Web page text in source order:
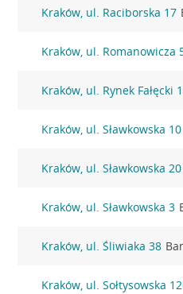
Kraków, ul. Raciborska 17
Kraków, ul. Romanowicza
Kraków, ul. Rynek Fałęcki 1
Kraków, ul. Sławkowska 10
Kraków, ul. Sławkowska 20
Kraków, ul. Sławkowska 3
Kraków, ul. Śliwiaka 38
Kraków, ul. Sołtysowska